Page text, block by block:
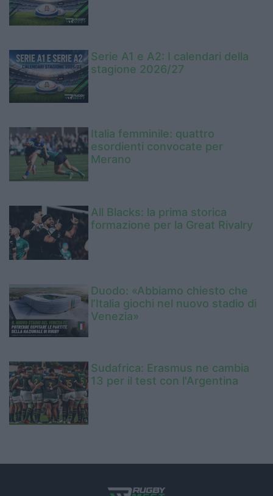
Serie A1 e A2: I calendari della
stagione 2026/27
Italia femminile: quattro
esordienti convocate per
Merano
All Blacks: la prima storica
formazione per la Great Rivalry
Duodo: «Abbiamo chiesto che
l’Italia giochi nel nuovo stadio di
Venezia»
Sudafrica: Erasmus ne cambia
13 per il test con l'Argentina